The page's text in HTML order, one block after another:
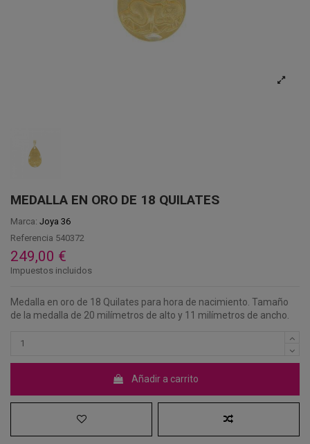
MEDALLA EN ORO DE 18 QUILATES
Marca: Joya 36
Referencia 540372
249,00 €
Impuestos incluidos
Medalla en oro de 18 Quilates para hora de nacimiento. Tamaño
de la medalla de 20 milímetros de alto y 11 milímetros de ancho.
Añadir a carrito